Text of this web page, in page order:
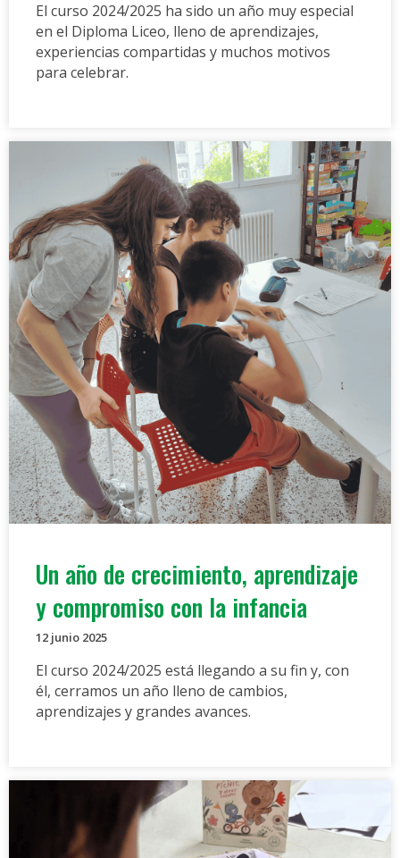
El curso 2024/2025 ha sido un año muy especial
en el Diploma Liceo, lleno de aprendizajes,
experiencias compartidas y muchos motivos
para celebrar.
Un año de crecimiento, aprendizaje
y compromiso con la infancia
12 junio 2025
El curso 2024/2025 está llegando a su fin y, con
él, cerramos un año lleno de cambios,
aprendizajes y grandes avances.